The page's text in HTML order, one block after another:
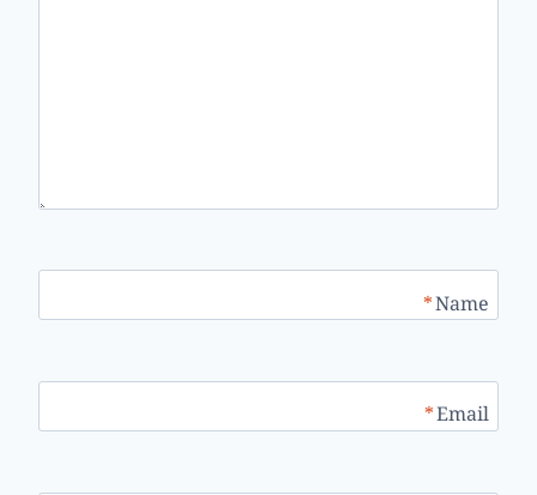
Name
*
Email
*